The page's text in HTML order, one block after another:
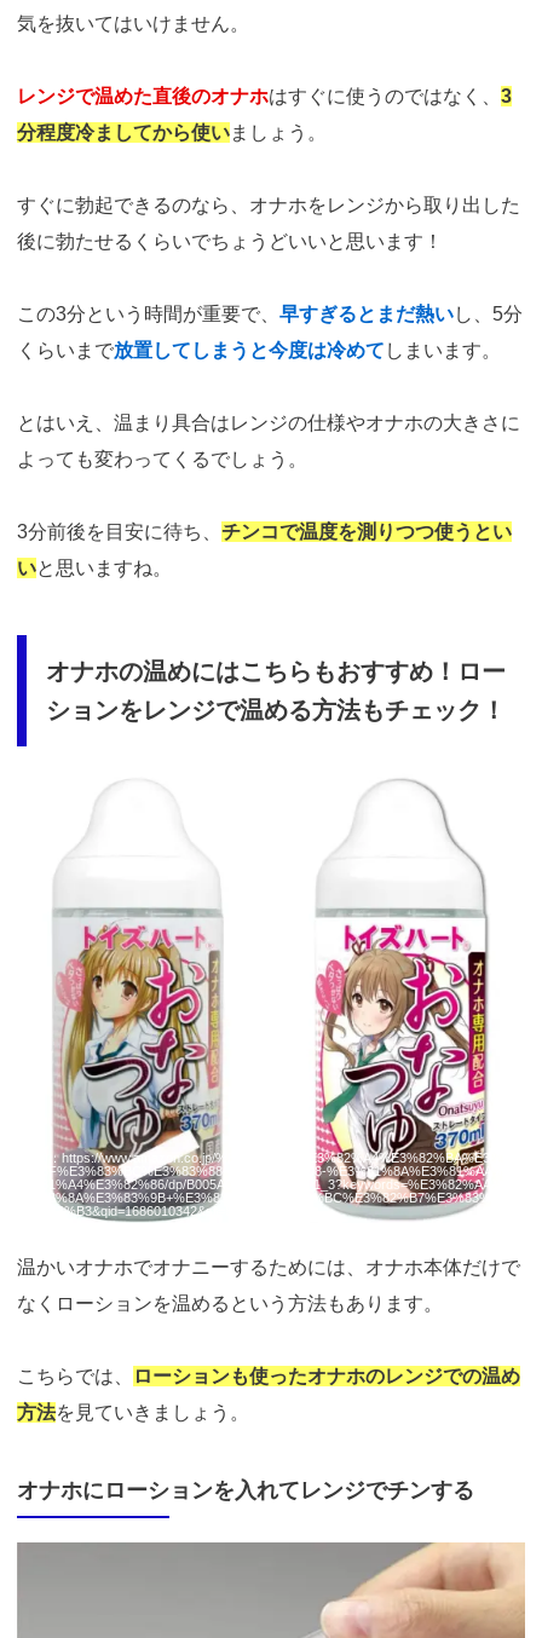
気を抜いてはいけません。
レンジで温めた直後のオナホはすぐに使うのではなく、 3
分程度冷ましてから使いましょう。
すぐに勃起できるのなら、オナホをレンジから取り出した
後に勃たせるくらいでちょうどいいと思います！
この3分という時間が重要で、 早すぎるとまだ熱いし、5分
くらいまで放置してしまうと今度は冷めて しまいます。
とはいえ、温まり具合はレンジの仕様やオナホの大きさに
よっても変わってくるでしょう。
3分前後を目安に待ち、 チンコで温度を測りつつ使うとい
いと思いますね。
オナホの温めにはこちらもおすすめ！ロー
ションをレンジで温める方法もチェック！
引用： https://www.amazon.co.jp/%E3%83%88%E3%82%A4%E3%82%BA%E3%8
3%8F%E3%83%BC%E3%83%88-4526374159008-%E3%81%8A%E3%81%AA%E
3%81%A4%E3%82%86/dp/B005A0PEQ0/ref=sr_1_3?keywords=%E3%82%AA%E
3%83%8A%E3%83%9B+%E3%83%AD%E3%83%BC%E3%82%B7%E3%83%A7%
E3%83%B3&qid=1686010342&sr=8-3
温かいオナホでオナニーするためには、オナホ本体だけで
なくローションを温めるという方法もあります。
こちらでは、
ローションも使ったオナホのレンジでの温め
方法を見ていきましょう。
オナホにローションを入れてレンジでチンする